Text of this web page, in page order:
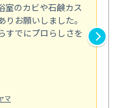
室のカビや石鹸カス
お願いしました。
すでにプロらしさを
マ